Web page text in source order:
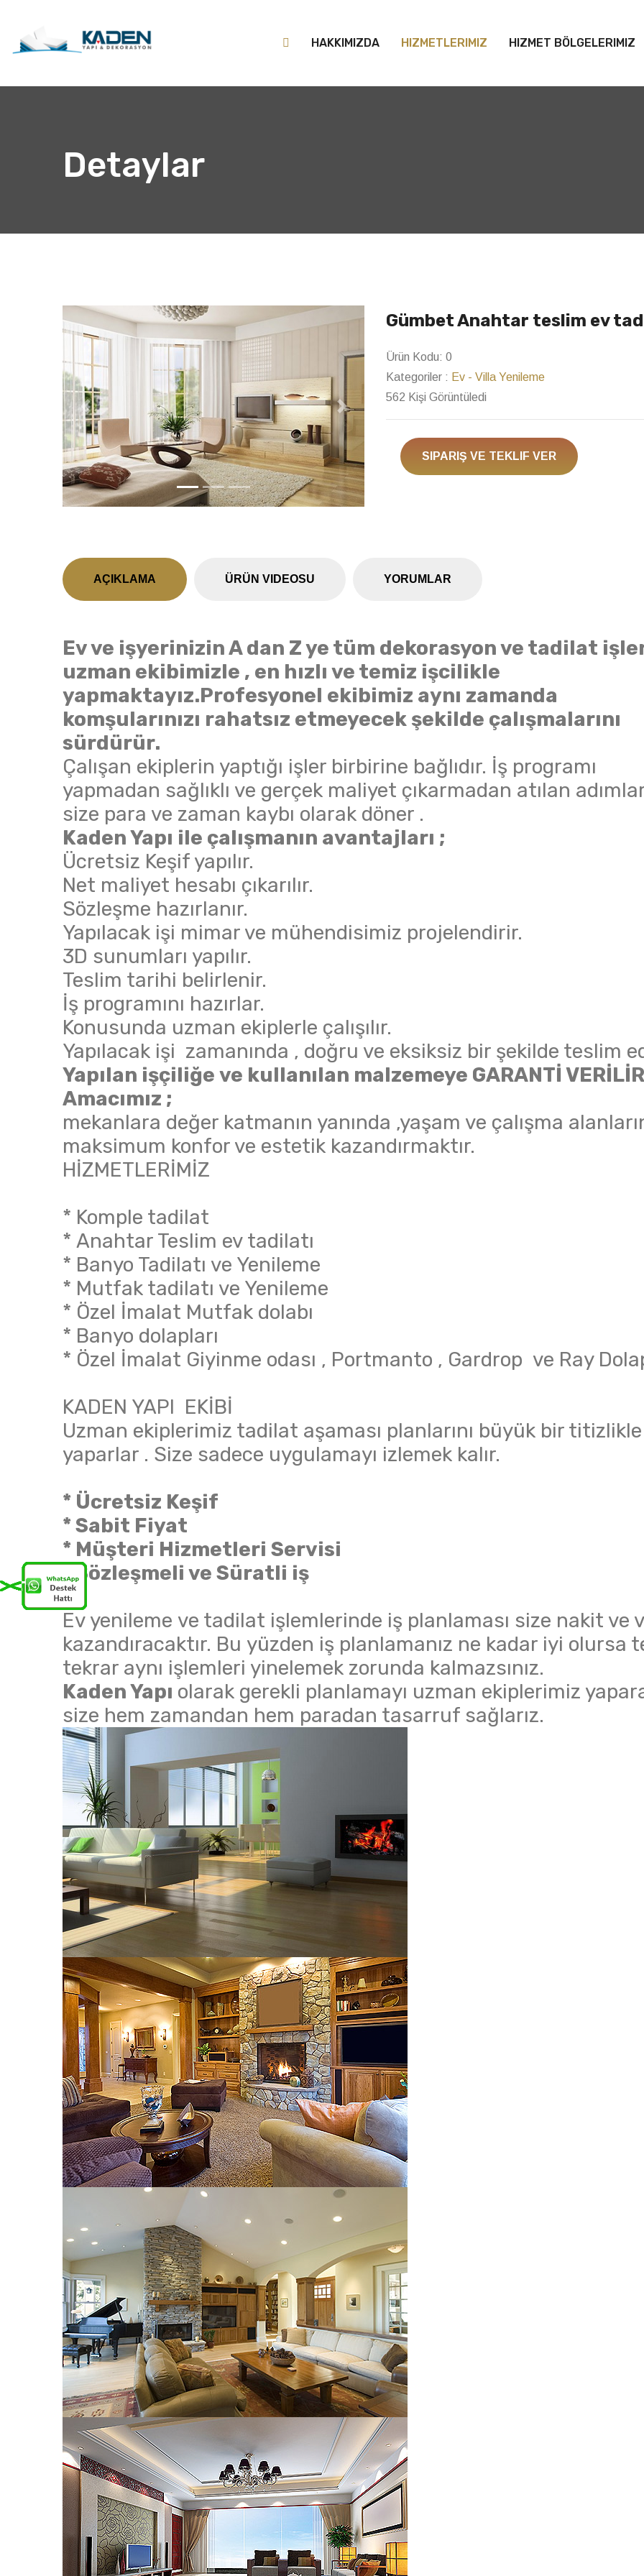
HAKKIMIZDA HIZMETLERIMIZ HIZMET BÖLGELERIMIZ
Detaylar
Previous Next
Gümbet Anahtar teslim ev
Ürün Kodu: 0
Kategoriler : Ev - Villa Yenileme
562 Kişi Görüntüledi
SIPARIŞ VE TEKLIF VER
AÇIKLAMA ÜRÜN VIDEOSU YORUMLAR
Ev ve işyerinizin A dan Z ye tüm dekorasyon ve tadilat
uzman ekibimizle , en hızlı ve temiz işcilikle
yapmaktayız.Profesyonel ekibimiz aynı zamanda
komşularınızı rahatsız etmeyecek şekilde çalışmalarını
sürdürür.
Çalışan ekiplerin yaptığı işler birbirine bağlıdır. İş programı
yapmadan sağlıklı ve gerçek maliyet çıkarmadan atılan
size para ve zaman kaybı olarak döner .
Kaden Yapı ile çalışmanın avantajları ;
Ücretsiz Keşif yapılır.
Net maliyet hesabı çıkarılır.
Sözleşme hazırlanır.
Yapılacak işi mimar ve mühendisimiz projelendirir.
3D sunumları yapılır.
Teslim tarihi belirlenir.
İş programını hazırlar.
Konusunda uzman ekiplerle çalışılır.
Yapılacak işi zamanında , doğru ve eksiksiz bir şekilde teslim
Yapılan işçiliğe ve kullanılan malzemeye GARANTİ
Amacımız ;
mekanlara değer katmanın yanında ,yaşam ve çalışma
maksimum konfor ve estetik kazandırmaktır.
HİZMETLERİMİZ
* Komple tadilat
* Anahtar Teslim ev tadilatı
* Banyo Tadilatı ve Yenileme
* Mutfak tadilatı ve Yenileme
* Özel İmalat Mutfak dolabı
* Banyo dolapları
* Özel İmalat Giyinme odası , Portmanto , Gardrop ve Ray
KADEN YAPI EKİBİ
Uzman ekiplerimiz tadilat aşaması planlarını büyük bir titizlikle
yaparlar . Size sadece uygulamayı izlemek kalır.
* Ücretsiz Keşif
* Sabit Fiyat
* Müşteri Hizmetleri Servisi
* Sözleşmeli ve Süratli iş
Ev yenileme ve tadilat işlemlerinde iş planlaması size nakit ve
kazandıracaktır. Bu yüzden iş planlamanız ne kadar iyi olursa
tekrar aynı işlemleri yinelemek zorunda kalmazsınız.
Kaden Yapı olarak gerekli planlamayı uzman ekiplerimiz
size hem zamandan hem paradan tasarruf sağlarız.